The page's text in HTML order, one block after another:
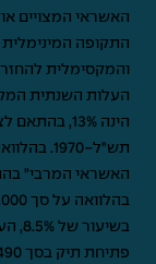
האשראי המצויים
העלות השנתית
הינה 13%,
תש"ל-